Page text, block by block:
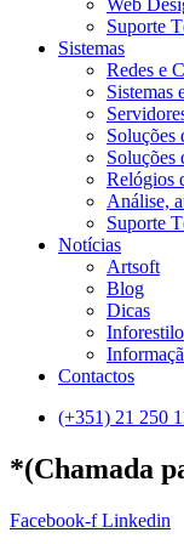
Suporte
Sistemas
Redes e
Sistemas
Soluções
Soluções
Relógios
Análise,
Suporte
Notícias
Artsoft
Blog
Dicas
Inforestilo
Contactos
(+351) 21 250
*(Chamada
Facebook-f Linkedin